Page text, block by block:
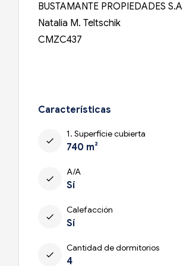
BUSTAMANTE PROPIEDADES S.A
Natalia M. Teltschik
CMZC437
Características
check
1. Superficie cubierta
740 m²
check
A/A
Sí
check
Calefacción
Sí
check
Cantidad de dormitorios
4